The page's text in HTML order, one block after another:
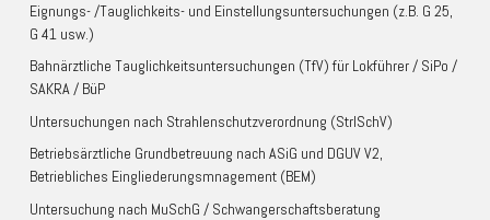
Eignungs- /Tauglichkeits- und Einstellungsuntersuchungen (z.B. G 25,
G 41 usw.)
Bahnärztliche Tauglichkeitsuntersuchungen (TfV) für Lokführer / SiPo /
SAKRA / BüP
Untersuchungen nach Strahlenschutzverordnung (StrlSchV)
Betriebsärztliche Grundbetreuung nach ASiG und DGUV V2,
Betriebliches Eingliederungsmnagement (BEM)
Untersuchung nach MuSchG / Schwangerschaftsberatung